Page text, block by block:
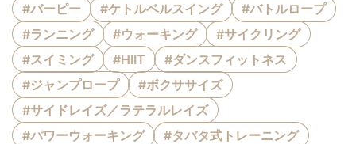
#バーピー
#ケトルベルスイング
#バトルロープ
#ランニング
#ウォーキング
#サイクリング
#スイミング
#HIIT
#ダンスフィットネス
#ジャンプロープ
#ボクササイズ
#サイドレイズ／ラテラルレイズ
#パワーウォーキング
#タバタ式トレーニング